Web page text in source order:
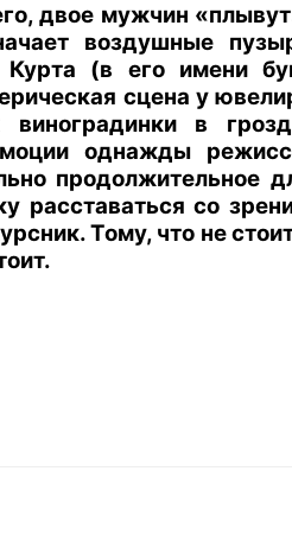
двое мужчин
воздушные
(в его имени
сцена у
в
однажды
продолжительное
расставаться со
Тому, что не